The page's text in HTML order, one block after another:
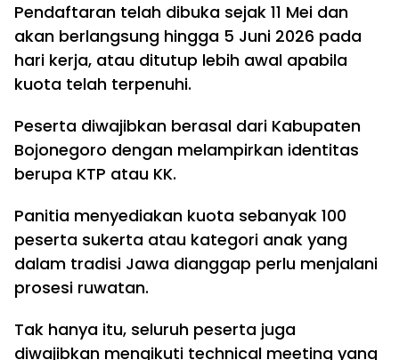
Pendaftaran telah dibuka sejak 11 Mei dan
akan berlangsung hingga 5 Juni 2026 pada
hari kerja, atau ditutup lebih awal apabila
kuota telah terpenuhi.
Peserta diwajibkan berasal dari Kabupaten
Bojonegoro dengan melampirkan identitas
berupa KTP atau KK.
Panitia menyediakan kuota sebanyak 100
peserta sukerta atau kategori anak yang
dalam tradisi Jawa dianggap perlu menjalani
prosesi ruwatan.
Tak hanya itu, seluruh peserta juga
diwajibkan mengikuti technical meeting yang